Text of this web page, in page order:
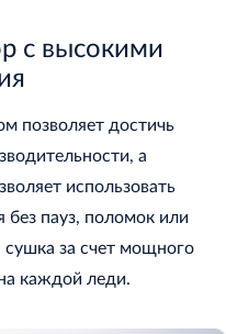
с высокими
позволяет достичь
а
использовать
без пауз, поломок или
сушка за счет мощного
каждой леди.